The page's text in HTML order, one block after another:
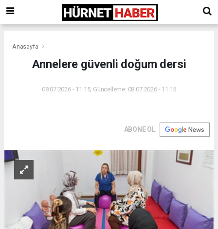
Anasayfa
Annelere güvenli doğum dersi
08.07.2026 - 11:15, Güncelleme: 08.07.2026 - 11:15
ABONE OL